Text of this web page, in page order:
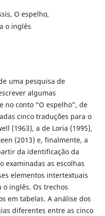
O espelho,
o inglês
uma pesquisa de
algumas
conto “O espelho”, de
cinco traduções para o
(1963), a de Loria (1995),
(2013) e, finalmente, a
da identificação da
examinadas as escolhas
elementos intertextuais
o inglês. Os trechos
em tabelas. A análise dos
diferentes entre as cinco